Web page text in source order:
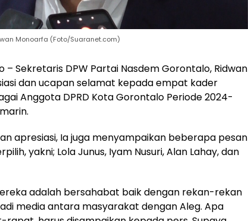
Monoarfa (Foto/Suaranet.com)
– Sekretaris DPW Partai Nasdem Gorontalo, Ridwan
dan ucapan selamat kepada empat kader
Anggota DPRD Kota Gorontalo Periode 2024-
apresiasi, Ia juga menyampaikan beberapa pesan
yakni; Lola Junus, Iyam Nusuri, Alan Lahay, dan
adalah bersahabat baik dengan rekan-rekan
media antara masyarakat dengan Aleg. Apa